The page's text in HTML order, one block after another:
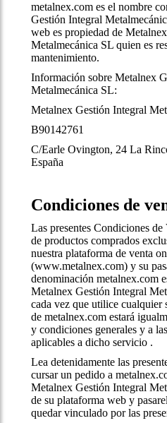
metalnex.com es el nombre
Gestión Integral
web es propiedad de
Metalmecánica SL quien es
mantenimiento.
Información sobre Metalnex
Metalmecánica SL:
Metalnex Gestión Integral
B90142761
C/Earle Ovington, 24 La
España
Condiciones de
Las presentes Condiciones de
de productos comprados
nuestra plataforma de venta
(www.metalnex.com) y su
denominación metalnex.com
Metalnex Gestión Integral
cada vez que utilice cualquier
de metalnex.com estará
y condiciones generales y a
aplicables a dicho servicio .
Lea detenidamente las
cursar un pedido a
Metalnex Gestión Integral
de su plataforma web y
quedar vinculado por las